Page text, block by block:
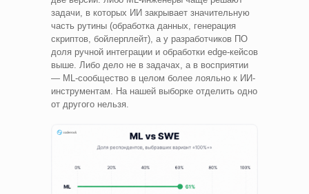
задачи, в которых ИИ закрывает значительную
часть рутины (обработка данных, генерация
скриптов, бойлерплейт), а у разработчиков ПО
доля ручной интеграции и обработки edge-кейсов
выше. Либо дело не в задачах, а в восприятии
— ML-сообщество в целом более лояльно к ИИ-
инструментам. На нашей выборке отделить одно
от другого нельзя.